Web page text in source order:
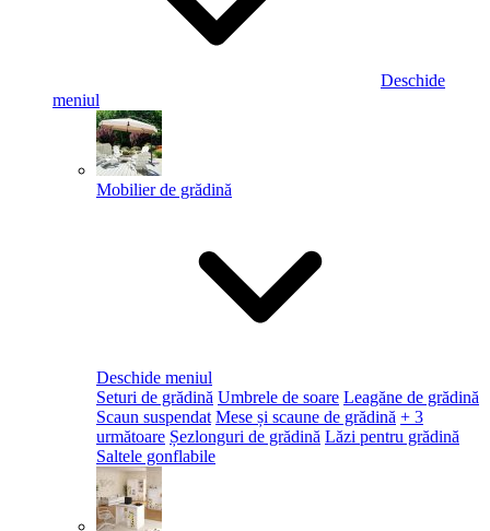
Deschide
meniul
Mobilier de grădină
Deschide meniul
Seturi de grădină Umbrele de soare Leagăne de grădină
Scaun suspendat Mese și scaune de grădină + 3
următoare Șezlonguri de grădină Lăzi pentru grădină
Saltele gonflabile